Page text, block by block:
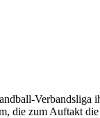
Verbandsliga
die zum Auftakt